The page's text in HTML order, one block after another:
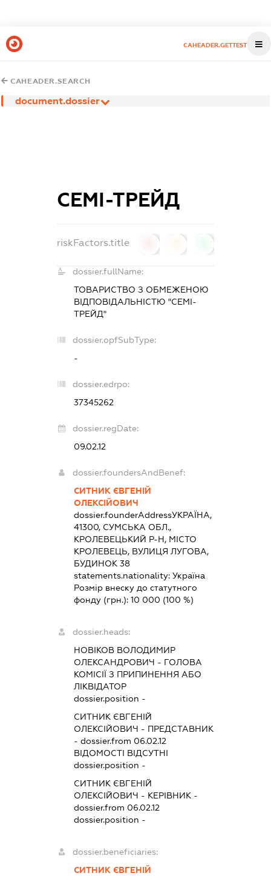
CAHEADER.GETTEST
CAHEADER.SEARCH
document.dossier
СЕМІ-ТРЕЙД
riskFactors.title
dossier.fullName:
ТОВАРИСТВО З ОБМЕЖЕНОЮ
ВІДПОВІДАЛЬНІСТЮ "СЕМІ-
ТРЕЙД"
dossier.opfSubType:
-
dossier.edrpo:
37345262
dossier.regDate:
09.02.12
dossier.foundersAndBenef:
СИТНИК ЄВГЕНІЙ
ОЛЕКСІЙОВИЧ
dossier.founderAddressУКРАЇНА,
41300, СУМСЬКА ОБЛ.,
КРОЛЕВЕЦЬКИЙ Р-Н, МІСТО
КРОЛЕВЕЦЬ, ВУЛИЦЯ ЛУГОВА,
БУДИНОК 38
statements.nationality:Україна
Розмір внеску до статутного
фонду (грн.):10 000 (100 %)
dossier.heads:
НОВІКОВ ВОЛОДИМИР
ОЛЕКСАНДРОВИЧ - ГОЛОВА
КОМІСІЇ З ПРИПИНЕННЯ АБО
ЛІКВІДАТОР
dossier.position -
СИТНИК ЄВГЕНІЙ
ОЛЕКСІЙОВИЧ - ПРЕДСТАВНИК
- dossier.from 06.02.12
ВІДОМОСТІ ВІДСУТНІ
dossier.position -
СИТНИК ЄВГЕНІЙ
ОЛЕКСІЙОВИЧ - КЕРІВНИК -
dossier.from 06.02.12
dossier.position -
dossier.beneficiaries:
СИТНИК ЄВГЕНІЙ